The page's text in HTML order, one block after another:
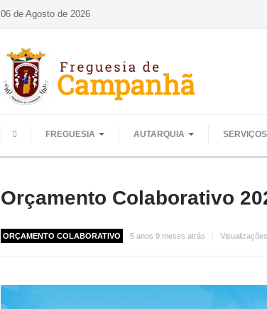
06 de Agosto de 2026
FREGUESIA AUTARQUIA SERVIÇOS
Orçamento Colaborativo
ORÇAMENTO COLABORATIVO 5 anos 9 meses atrás